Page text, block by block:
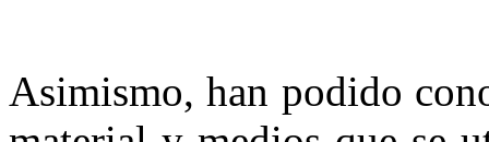
Asimismo, han podido